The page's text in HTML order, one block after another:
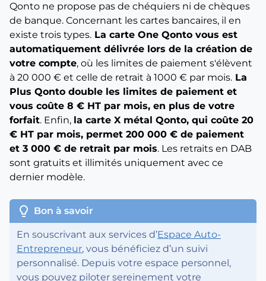
Qonto ne propose pas de chéquiers ni de chèques
de banque. Concernant les cartes bancaires, il en
existe trois types. La carte One Qonto vous est
automatiquement délivrée lors de la création de
votre compte, où les limites de paiement s'élèvent
à 20 000 € et celle de retrait à 1000 € par mois. La
Plus Qonto double les limites de paiement et
vous coûte 8 € HT par mois, en plus de votre
forfait. Enfin, la carte X métal Qonto, qui coûte 20
€ HT par mois, permet 200 000 € de paiement
et 3 000 € de retrait par mois. Les retraits en DAB
sont gratuits et illimités uniquement avec ce
dernier modèle.
lightbulb Bon à savoir
En souscrivant aux services d’Espace Auto-
Entrepreneur, vous bénéficiez d’un suivi
personnalisé. Depuis votre espace personnel,
vous pouvez piloter sereinement votre